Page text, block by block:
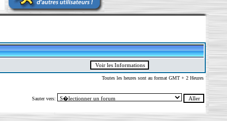
Toutes les heures sont au format GMT + 2 Heures
Sauter vers: